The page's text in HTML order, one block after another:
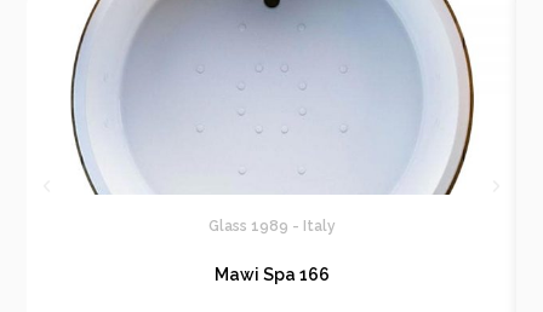
Glass 1989 - Italy
Mawi Spa 166